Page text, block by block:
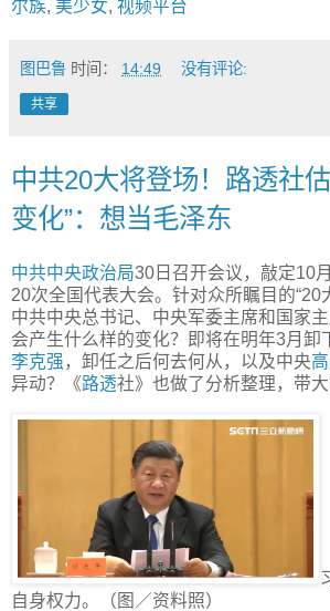
尔族, 美少女, 视频平台
图巴鲁 时间： 14:49 没有评论:
共享
中共20大将登场！路透社
变化”：想当毛泽东
中共中央政治局30日召开会议，敲定10
20次全国代表大会。针对众所瞩目的“20
中共中央总书记、中央军委主席和国家
会产生什么样的变化？即将在明年3月卸
李克强，卸任之后何去何从，以及中央
异动？《路透社》也做了分析整理，带大
自身权力。（图／资料照）